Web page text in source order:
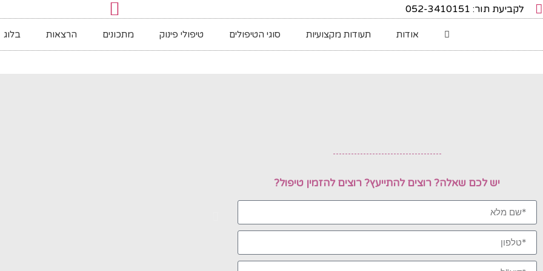
לקביעת תור: 052-3410151
אודות תעודות מקצועיות סוגי הטיפולים טיפולי פינוק מתכונים הרצאות בלוג
יש לכם שאלה? רוצים להתייעץ? רוצים להזמין טיפול?